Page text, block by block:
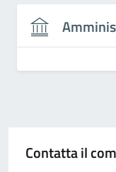
Contatta il